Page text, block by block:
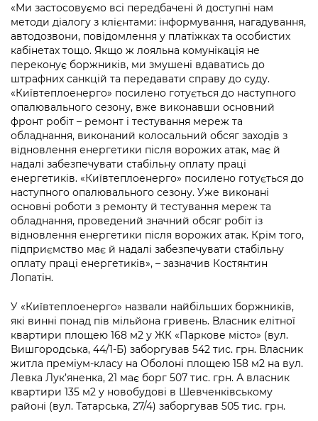
«Ми застосовуємо всі передбачені й доступні нам
методи діалогу з клієнтами: інформування, нагадування,
автодозвони, повідомлення у платіжках та особистих
кабінетах тощо. Якщо ж лояльна комунікація не
переконує боржників, ми змушені вдаватись до
штрафних санкцій та передавати справу до суду.
«Київтеплоенерго» посилено готується до наступного
опалювального сезону, вже виконавши основний
фронт робіт – ремонт і тестування мереж та
обладнання, виконаний колосальний обсяг заходів з
відновлення енергетики після ворожих атак, має й
надалі забезпечувати стабільну оплату праці
енергетиків. «Київтеплоенерго» посилено готується до
наступного опалювального сезону. Уже виконані
основні роботи з ремонту й тестування мереж та
обладнання, проведений значний обсяг робіт із
відновлення енергетики після ворожих атак. Крім того,
підприємство має й надалі забезпечувати стабільну
оплату праці енергетиків», – зазначив Костянтин
Лопатін.
У «Київтеплоенерго» назвали найбільших боржників,
які винні понад пів мільйона гривень. Власник елітної
квартири площею 168 м2 у ЖК «Паркове місто» (вул.
Вишгородська, 44/1-Б) заборгував 542 тис. грн. Власник
житла преміум-класу на Оболоні площею 158 м2 на вул.
Левка Лук’яненка, 21 має борг 507 тис. грн. А власник
квартири 135 м2 у новобудові в Шевченківському
районі (вул. Татарська, 27/4) заборгував 505 тис. грн.